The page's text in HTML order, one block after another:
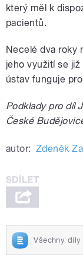
který měl k
pacientů.
Necelé dva roky
jeho využití se
ústav funguje
Podklady pro díl
České
autor: Zdeněk
Všechny díly